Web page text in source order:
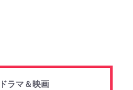
ラマ＆映画